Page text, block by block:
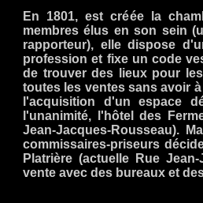
En 1801, est créée la
membres élus en son sein
rapporteur), elle dispose
profession et fixe un code
de trouver des lieux pour
toutes les ventes sans avoir
l'acquisition d'un espace
l'unanimité, l'hôtel des
Jean-Jacques-Rousseau).
commissaires-priseurs
Platrière (actuelle Rue
vente avec des bureaux et